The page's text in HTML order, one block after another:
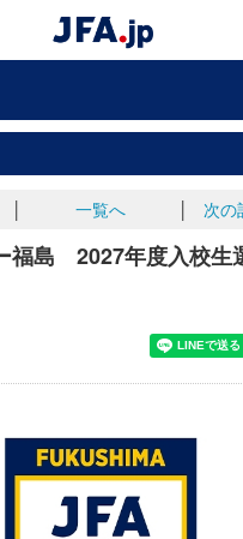
一覧へ 次の
福島 2027年度入校生